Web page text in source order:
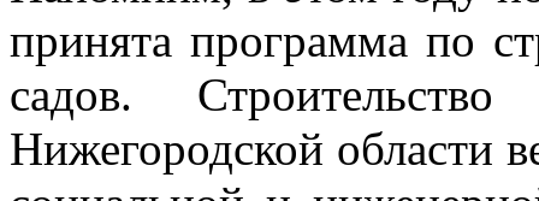
принята программа по
садов.
Нижегородской области